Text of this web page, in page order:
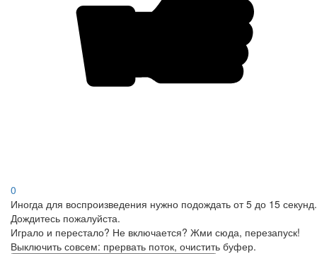
0
Иногда для воспроизведения нужно подождать от 5 до 15 секунд.
Дождитесь пожалуйста.
Играло и перестало? Не включается? Жми сюда, перезапуск!
Выключить совсем: прервать поток, очистить буфер.